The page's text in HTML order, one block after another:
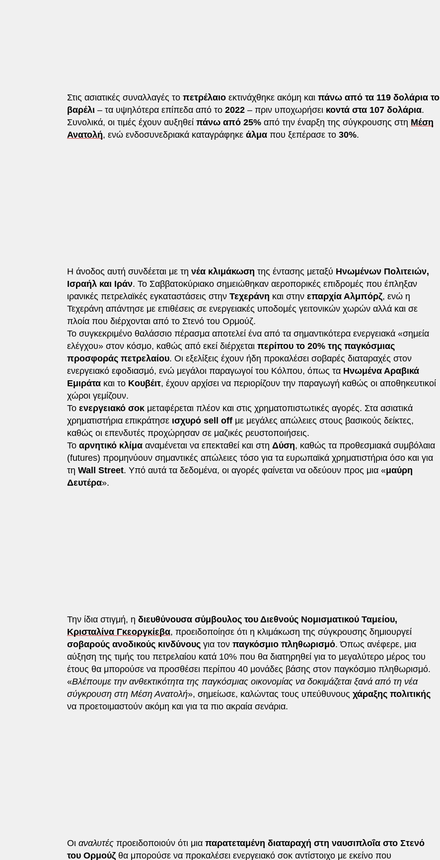
Στις ασιατικές συναλλαγές το πετρέλαιο εκτινάχθηκε ακόμη και πάνω από τα 119 δολάρια το
βαρέλι – τα υψηλότερα επίπεδα από το 2022 – πριν υποχωρήσει κοντά στα 107 δολάρια.
Συνολικά, οι τιμές έχουν αυξηθεί πάνω από 25% από την έναρξη της σύγκρουσης στη Μέση
Ανατολή, ενώ ενδοσυνεδριακά καταγράφηκε άλμα που ξεπέρασε το 30%.
Η άνοδος αυτή συνδέεται με τη νέα κλιμάκωση της έντασης μεταξύ Ηνωμένων Πολιτειών,
Ισραήλ και Ιράν. Το Σαββατοκύριακο σημειώθηκαν αεροπορικές επιδρομές που έπληξαν
ιρανικές πετρελαϊκές εγκαταστάσεις στην Τεχεράνη και στην επαρχία Αλμπόρζ, ενώ η
Τεχεράνη απάντησε με επιθέσεις σε ενεργειακές υποδομές γειτονικών χωρών αλλά και σε
πλοία που διέρχονται από το Στενό του Ορμούζ.
Το συγκεκριμένο θαλάσσιο πέρασμα αποτελεί ένα από τα σημαντικότερα ενεργειακά «σημεία
ελέγχου» στον κόσμο, καθώς από εκεί διέρχεται περίπου το 20% της παγκόσμιας
προσφοράς πετρελαίου. Οι εξελίξεις έχουν ήδη προκαλέσει σοβαρές διαταραχές στον
ενεργειακό εφοδιασμό, ενώ μεγάλοι παραγωγοί του Κόλπου, όπως τα Ηνωμένα Αραβικά
Εμιράτα και το Κουβέιτ, έχουν αρχίσει να περιορίζουν την παραγωγή καθώς οι αποθηκευτικοί
χώροι γεμίζουν.
Το ενεργειακό σοκ μεταφέρεται πλέον και στις χρηματοπιστωτικές αγορές. Στα ασιατικά
χρηματιστήρια επικράτησε ισχυρό sell off με μεγάλες απώλειες στους βασικούς δείκτες,
καθώς οι επενδυτές προχώρησαν σε μαζικές ρευστοποιήσεις.
Το αρνητικό κλίμα αναμένεται να επεκταθεί και στη Δύση, καθώς τα προθεσμιακά συμβόλαια
(futures) προμηνύουν σημαντικές απώλειες τόσο για τα ευρωπαϊκά χρηματιστήρια όσο και για
τη Wall Street. Υπό αυτά τα δεδομένα, οι αγορές φαίνεται να οδεύουν προς μια «μαύρη
Δευτέρα».
Την ίδια στιγμή, η διευθύνουσα σύμβουλος του Διεθνούς Νομισματικού Ταμείου,
Κρισταλίνα Γκεοργκίεβα, προειδοποίησε ότι η κλιμάκωση της σύγκρουσης δημιουργεί
σοβαρούς ανοδικούς κινδύνους για τον παγκόσμιο πληθωρισμό. Όπως ανέφερε, μια
αύξηση της τιμής του πετρελαίου κατά 10% που θα διατηρηθεί για το μεγαλύτερο μέρος του
έτους θα μπορούσε να προσθέσει περίπου 40 μονάδες βάσης στον παγκόσμιο πληθωρισμό.
«Βλέπουμε την ανθεκτικότητα της παγκόσμιας οικονομίας να δοκιμάζεται ξανά από τη νέα
σύγκρουση στη Μέση Ανατολή», σημείωσε, καλώντας τους υπεύθυνους χάραξης πολιτικής
να προετοιμαστούν ακόμη και για τα πιο ακραία σενάρια.
Οι αναλυτές προειδοποιούν ότι μια παρατεταμένη διαταραχή στη ναυσιπλοΐα στο Στενό
του Ορμούζ θα μπορούσε να προκαλέσει ενεργειακό σοκ αντίστοιχο με εκείνο που